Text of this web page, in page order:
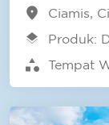
location_on Ciamis,
layers Produk:
category Tempat